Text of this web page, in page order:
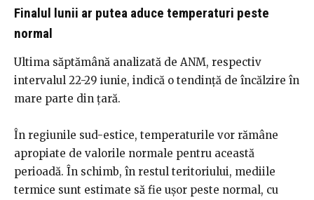
Finalul lunii ar putea aduce temperaturi peste
normal
Ultima săptămână analizată de ANM, respectiv
intervalul 22-29 iunie, indică o tendință de încălzire în
mare parte din țară.
În regiunile sud-estice, temperaturile vor rămâne
apropiate de valorile normale pentru această
perioadă. În schimb, în restul teritoriului, mediile
termice sunt estimate să fie ușor peste normal, cu